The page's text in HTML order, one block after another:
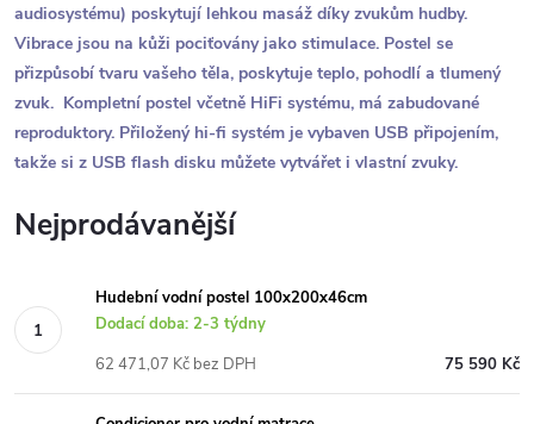
audiosystému) poskytují lehkou masáž díky zvukům hudby.
Vibrace jsou na kůži pociťovány jako stimulace. Postel se
přizpůsobí tvaru vašeho těla, poskytuje teplo, pohodlí a tlumený
zvuk. Kompletní postel včetně HiFi systému, má zabudované
reproduktory. Přiložený hi-fi systém je vybaven USB připojením,
takže si z USB flash disku můžete vytvářet i vlastní zvuky.
Nejprodávanější
Hudební vodní postel 100x200x46cm
Dodací doba: 2-3 týdny
75 590 Kč
62 471,07 Kč bez DPH